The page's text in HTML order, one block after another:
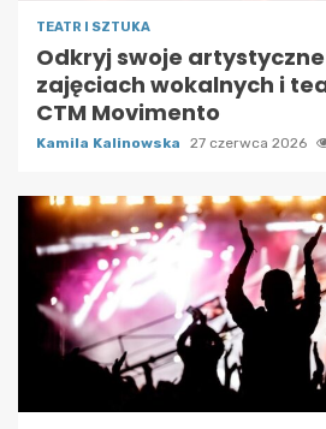
TEATR I SZTUKA
Odkryj swoje
zajęciach wokalnych i
CTM Movimento
Kamila Kalinowska 27 czerwca 2026